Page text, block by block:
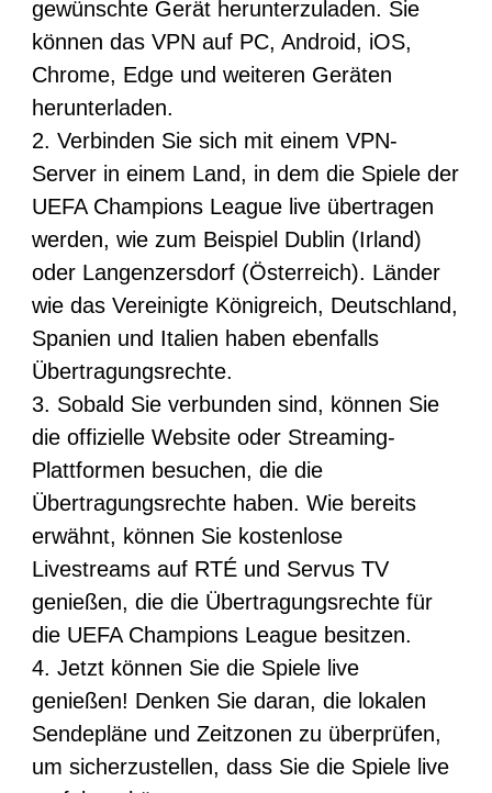
gewünschte Gerät herunterzuladen. Sie
können das VPN auf PC, Android, iOS,
Chrome, Edge und weiteren Geräten
herunterladen.
2. Verbinden Sie sich mit einem VPN-
Server in einem Land, in dem die Spiele der
UEFA Champions League live übertragen
werden, wie zum Beispiel Dublin (Irland)
oder Langenzersdorf (Österreich). Länder
wie das Vereinigte Königreich, Deutschland,
Spanien und Italien haben ebenfalls
Übertragungsrechte.
3. Sobald Sie verbunden sind, können Sie
die offizielle Website oder Streaming-
Plattformen besuchen, die die
Übertragungsrechte haben. Wie bereits
erwähnt, können Sie kostenlose
Livestreams auf RTÉ und Servus TV
genießen, die die Übertragungsrechte für
die UEFA Champions League besitzen.
4. Jetzt können Sie die Spiele live
genießen! Denken Sie daran, die lokalen
Sendepläne und Zeitzonen zu überprüfen,
um sicherzustellen, dass Sie die Spiele live